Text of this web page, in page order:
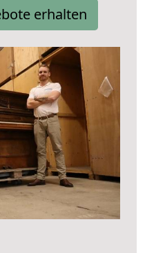
erhalten